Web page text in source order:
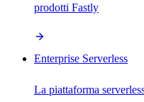
prodotti Fastly
Enterprise Serverless
La piattaforma